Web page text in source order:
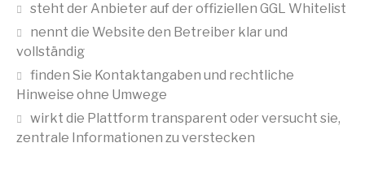
steht der Anbieter auf der offiziellen GGL Whitelist
nennt die Website den Betreiber klar und
vollständig
finden Sie Kontaktangaben und rechtliche
Hinweise ohne Umwege
wirkt die Plattform transparent oder versucht sie,
zentrale Informationen zu verstecken